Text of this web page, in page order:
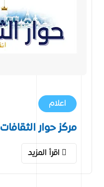
اعلام
مركز حوار الثقافات
اقرأ المزيد